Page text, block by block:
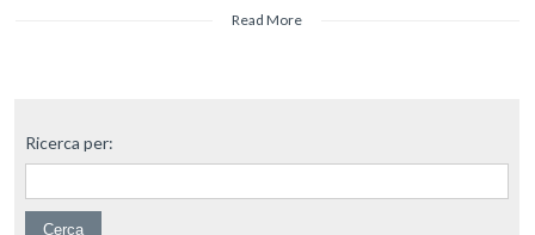
Read More
Ricerca per: